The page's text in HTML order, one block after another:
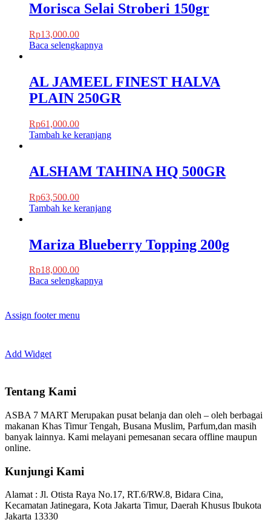
Morisca Selai Stroberi 150gr
Rp13,000.00
Baca selengkapnya
AL JAMEEL FINEST HALVA
PLAIN 250GR
Rp61,000.00
Tambah ke keranjang
ALSHAM TAHINA HQ 500GR
Rp63,500.00
Tambah ke keranjang
Mariza Blueberry Topping 200g
Rp18,000.00
Baca selengkapnya
Assign footer menu
Add Widget
Tentang Kami
ASBA 7 MART Merupakan pusat belanja dan oleh – oleh berbagai
makanan Khas Timur Tengah, Busana Muslim, Parfum,dan masih
banyak lainnya. Kami melayani pemesanan secara offline maupun
online.
Kunjungi Kami
Alamat : Jl. Otista Raya No.17, RT.6/RW.8, Bidara Cina,
Kecamatan Jatinegara, Kota Jakarta Timur, Daerah Khusus Ibukota
Jakarta 13330